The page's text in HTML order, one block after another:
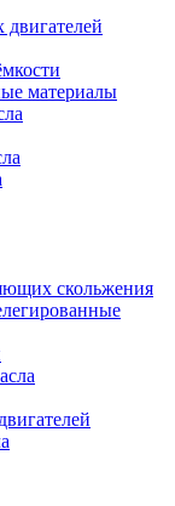
материалы
скольжения